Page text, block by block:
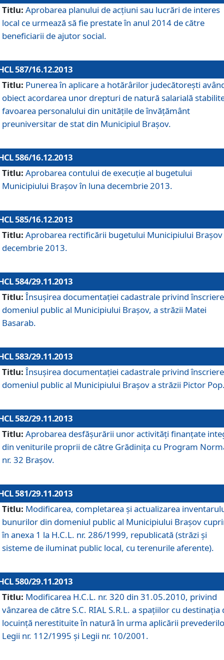
Titlu: Aprobarea planului de acţiuni sau lucrări de interes
local ce urmează să fie prestate în anul 2014 de către
beneficiarii de ajutor social.
587/16.12.2013
Titlu: Punerea în aplicare a hotărârilor judecătoreşti
obiect acordarea unor drepturi de natură salarială
favoarea personalului din unităţile de învăţământ
preuniversitar de stat din Municipiul Braşov.
586/16.12.2013
Titlu: Aprobarea contului de execuţie al bugetului
Municipiului Braşov în luna decembrie 2013.
585/16.12.2013
Titlu: Aprobarea rectificării bugetului Municipiului Braşov
decembrie 2013.
584/29.11.2013
Titlu: Însuşirea documentaţiei cadastrale privind
domeniul public al Municipiului Braşov, a străzii Matei
Basarab.
583/29.11.2013
Titlu: Însuşirea documentaţiei cadastrale privind
domeniul public al Municipiului Braşov a străzii Pictor
582/29.11.2013
Titlu: Aprobarea desfăşurării unor activităţi finanţate
din veniturile proprii de către Grădiniţa cu Program
nr. 32 Braşov.
581/29.11.2013
Titlu: Modificarea, completarea şi actualizarea
bunurilor din domeniul public al Municipiului Braşov
în anexa 1 la H.C.L. nr. 286/1999, republicată (străzi şi
sisteme de iluminat public local, cu terenurile aferente).
580/29.11.2013
Titlu: Modificarea H.C.L. nr. 320 din 31.05.2010, privind
vânzarea de către S.C. RIAL S.R.L. a spaţiilor cu destinaţia
locuinţă nerestituite în natură în urma aplicării
Legii nr. 112/1995 şi Legii nr. 10/2001.